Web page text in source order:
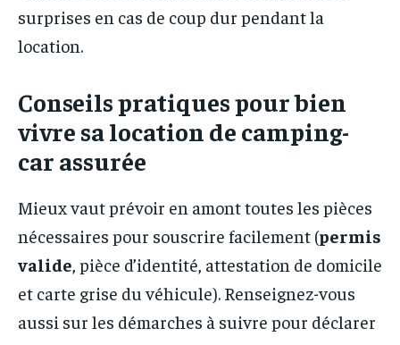
surprises en cas de coup dur pendant la
location.
Conseils pratiques pour bien
vivre sa location de camping-
car assurée
Mieux vaut prévoir en amont toutes les pièces
nécessaires pour souscrire facilement (permis
valide , pièce d’identité, attestation de domicile
et carte grise du véhicule). Renseignez-vous
aussi sur les démarches à suivre pour déclarer